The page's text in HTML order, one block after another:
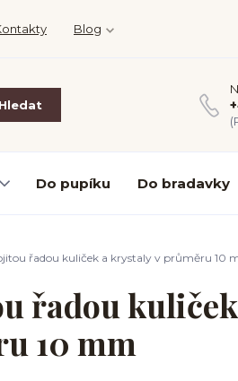
Blog
Hledat
Do pupíku Do bradavky
řadou kuliček a krystaly v průměru 10
řadou
10 mm